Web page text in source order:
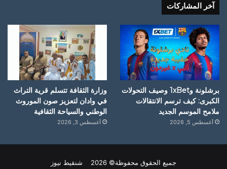
آخر المشاركات
برشلونة و1xBet وصيف التحولات
الكبرى: كيف ترسم الانتقالات
ملامح الموسم الجديد
أغسطس 5, 2026
وزارة الثقافة تتسلم قرية التراث
في وادان لتعزيز صون الموروث
الوطني والسياحة الثقافية
أغسطس 3, 2026
جميع الحقوق محفوظة© 2026 شنقيط نيوز